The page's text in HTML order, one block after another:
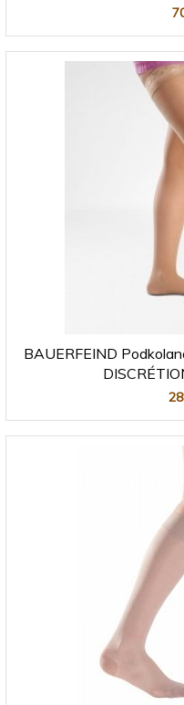
BAUERFEIND